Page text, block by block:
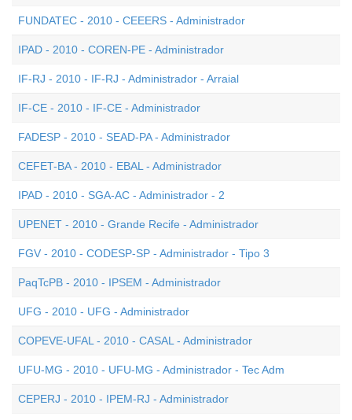
FUNDATEC - 2010 - CEEERS - Administrador
IPAD - 2010 - COREN-PE - Administrador
IF-RJ - 2010 - IF-RJ - Administrador - Arraial
IF-CE - 2010 - IF-CE - Administrador
FADESP - 2010 - SEAD-PA - Administrador
CEFET-BA - 2010 - EBAL - Administrador
IPAD - 2010 - SGA-AC - Administrador - 2
UPENET - 2010 - Grande Recife - Administrador
FGV - 2010 - CODESP-SP - Administrador - Tipo 3
PaqTcPB - 2010 - IPSEM - Administrador
UFG - 2010 - UFG - Administrador
COPEVE-UFAL - 2010 - CASAL - Administrador
UFU-MG - 2010 - UFU-MG - Administrador - Tec Adm
CEPERJ - 2010 - IPEM-RJ - Administrador